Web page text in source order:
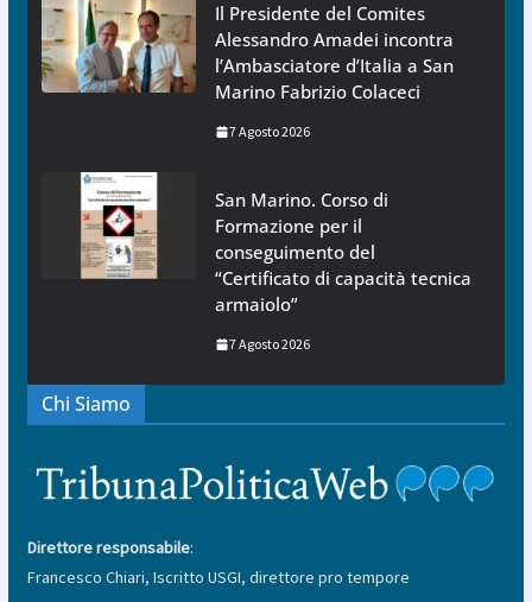
Il Presidente del Comites
Alessandro Amadei incontra
l’Ambasciatore d’Italia a San
Marino Fabrizio Colaceci
7 Agosto 2026
San Marino. Corso di
Formazione per il
conseguimento del
“Certificato di capacità tecnica
armaiolo”
7 Agosto 2026
Chi Siamo
Direttore responsabile:
Francesco Chiari, Iscritto USGI, direttore pro tempore